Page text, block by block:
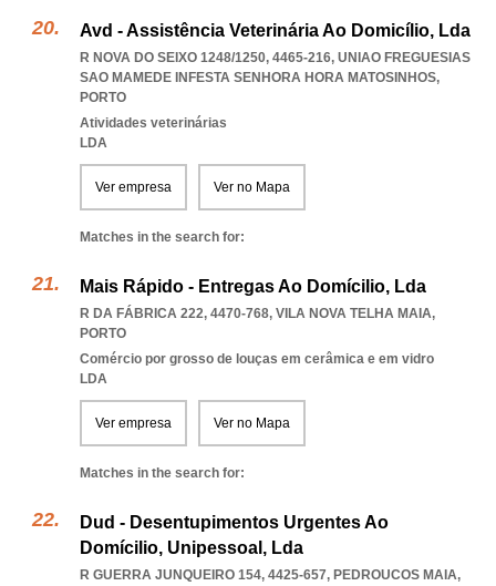
Avd - Assistência Veterinária Ao Domicílio, Lda
R NOVA DO SEIXO 1248/1250, 4465-216, UNIAO FREGUESIAS
SAO MAMEDE INFESTA SENHORA HORA MATOSINHOS,
PORTO
Atividades veterinárias
LDA
Ver empresa Ver no Mapa
Matches in the search for:
Mais Rápido - Entregas Ao Domícilio, Lda
R DA FÁBRICA 222, 4470-768, VILA NOVA TELHA MAIA,
PORTO
Comércio por grosso de louças em cerâmica e em vidro
LDA
Ver empresa Ver no Mapa
Matches in the search for:
Dud - Desentupimentos Urgentes Ao
Domícilio, Unipessoal, Lda
R GUERRA JUNQUEIRO 154, 4425-657, PEDROUCOS MAIA,